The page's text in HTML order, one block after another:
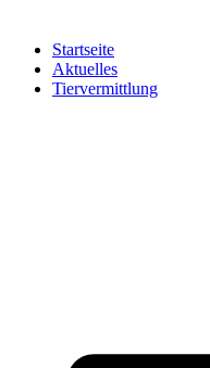
Startseite
Aktuelles
Tiervermittlung